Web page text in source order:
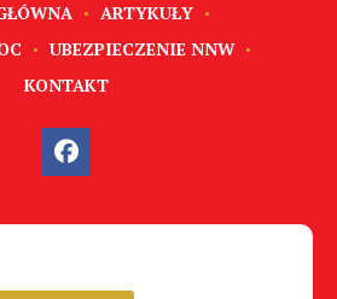
ARTYKUŁY
UBEZPIECZENIE NNW
KONTAKT